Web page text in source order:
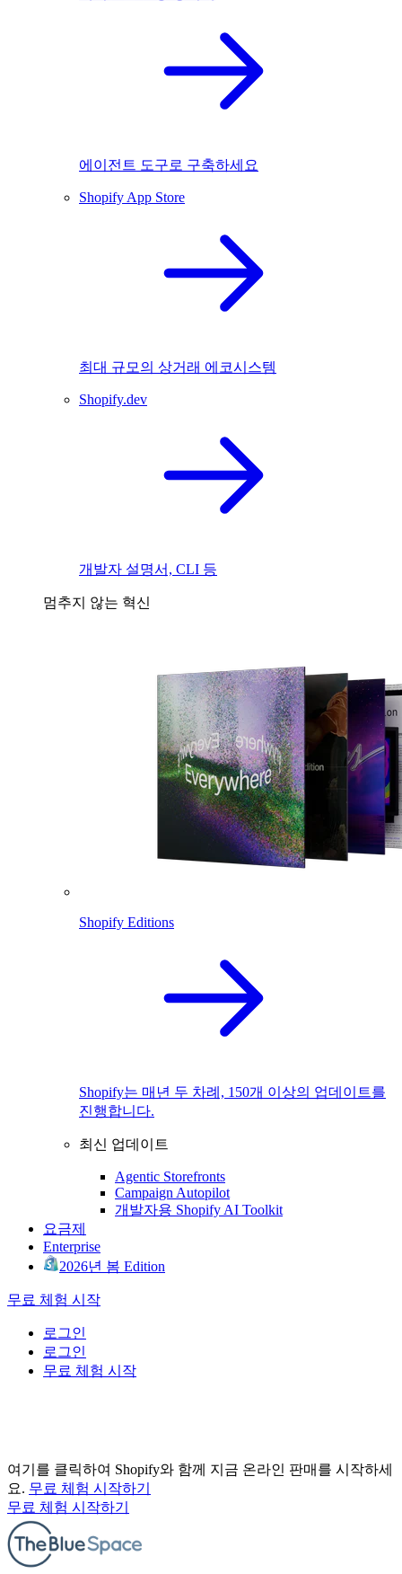
에이전트 도구로 구축하세요
Shopify App Store
최대 규모의 상거래 에코시스템
Shopify.dev
개발자 설명서, CLI 등
멈추지 않는 혁신
Shopify Editions
Shopify는 매년 두 차례, 150개 이상의 업데이트를
진행합니다.
최신 업데이트
Agentic Storefronts
Campaign Autopilot
개발자용 Shopify AI Toolkit
요금제
Enterprise
2026년 봄 Edition
무료 체험 시작
로그인
로그인
무료 체험 시작
여기를 클릭하여 Shopify와 함께 지금 온라인 판매를 시작하세
요. 무료 체험 시작하기
무료 체험 시작하기